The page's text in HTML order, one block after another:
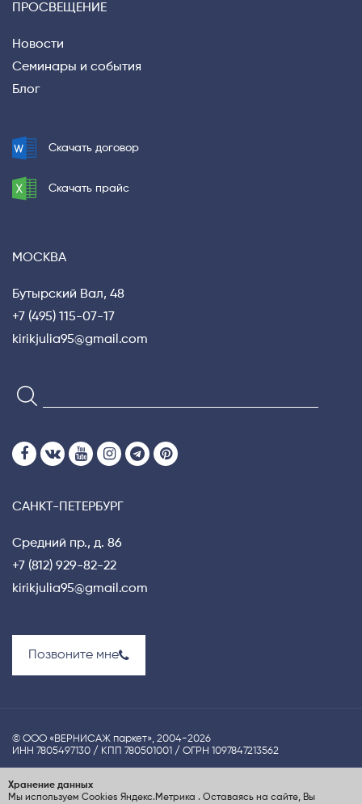
ПРОСВЕЩЕНИЕ
Новости
Семинары и события
Блог
Скачать договор
Скачать прайс
МОСКВА
Бутырский Вал, 48
+7 (495) 115-07-17
kirikjulia95@gmail.com
САНКТ-ПЕТЕРБУРГ
Средний пр., д. 86
+7 (812) 929-82-22
kirikjulia95@gmail.com
Позвоните мне
© ООО «ВЕРНИСАЖ паркет», 2004-2026
ИНН 7805497130 / КПП 780501001 / ОГРН 1097847213562
UX-проектирование сайта Nina S.Dzhezher
Хранение данных
Мы используем Cookies Яндекс.Метрика . Оставаясь на сайте, Вы